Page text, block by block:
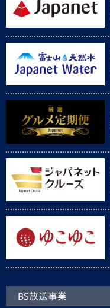
BS放送事業